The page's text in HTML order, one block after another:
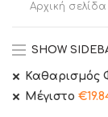
Αρχική σελίδα
SHOW
Καθαρισμός
Μέγιστο €